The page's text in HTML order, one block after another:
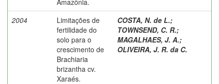
2004
Limitações de
fertilidade do
solo para o
crescimento de
Brachiaria
brizantha cv.
Xaraés.
COSTA, N. de L.;
TOWNSEND, C. R.;
MAGALHAES, J. A.;
OLIVEIRA, J. R. da C.